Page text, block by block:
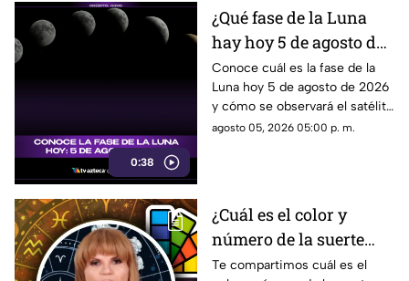
0:38
¿Qué fase de la Luna
hay hoy 5 de agosto de
2026? Descubre cómo
se verá el satélite esta
noche
Conoce cuál es la fase de la
Luna hoy 5 de agosto de 2026
y cómo se observará el satélite
natural durante la noche.
agosto 05, 2026 05:00 p. m.
¿Cuál es el color y
número de la suerte
HOY, 5 de agosto de
Te compartimos cuál es el